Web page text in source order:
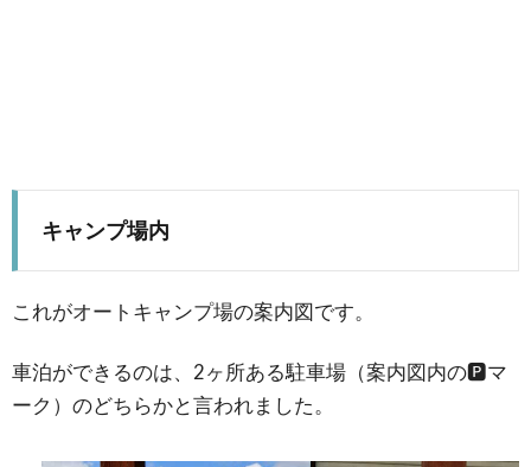
キャンプ場内
これがオートキャンプ場の案内図です。
車泊ができるのは、2ヶ所ある駐車場（案内図内の🅿️マ
ーク）のどちらかと言われました。